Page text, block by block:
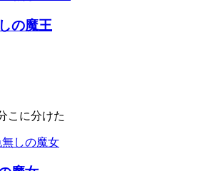
の魔王
こに分けた